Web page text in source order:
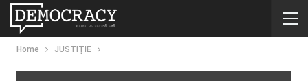
Home JUSTIȚIE